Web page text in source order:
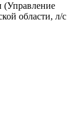
области, л/с